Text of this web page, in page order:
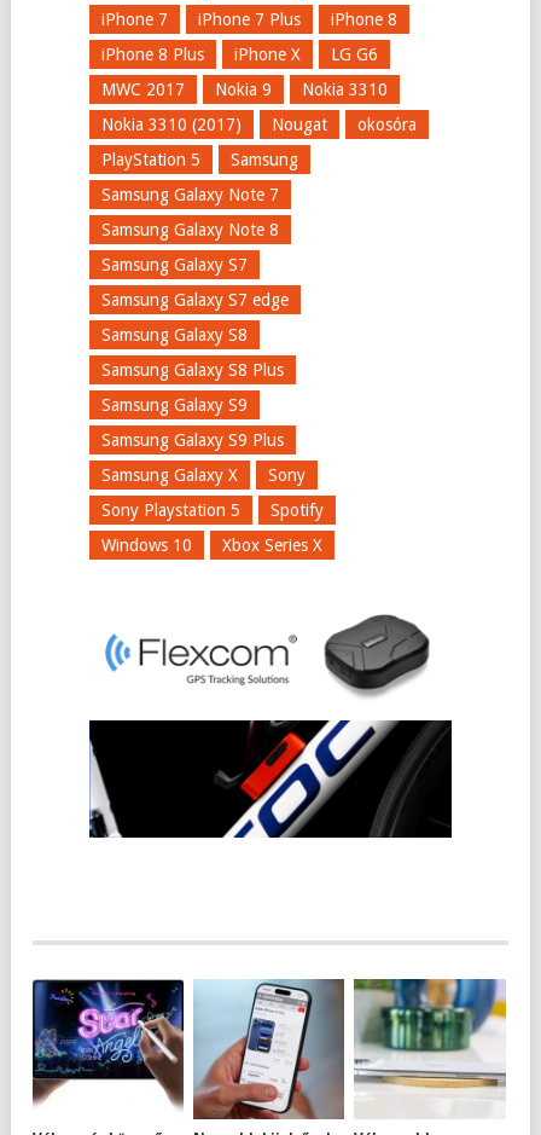
iPhone 7
iPhone 7 Plus
iPhone 8
iPhone 8 Plus
iPhone X
LG G6
MWC 2017
Nokia 9
Nokia 3310
Nokia 3310 (2017)
Nougat
okosóra
PlayStation 5
Samsung
Samsung Galaxy Note 7
Samsung Galaxy Note 8
Samsung Galaxy S7
Samsung Galaxy S7 edge
Samsung Galaxy S8
Samsung Galaxy S8 Plus
Samsung Galaxy S9
Samsung Galaxy S9 Plus
Samsung Galaxy X
Sony
Sony Playstation 5
Spotify
Windows 10
Xbox Series X